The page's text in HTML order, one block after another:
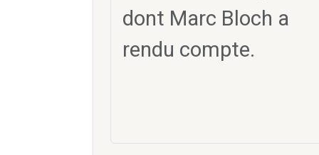
dont Marc Bloch a
rendu compte.